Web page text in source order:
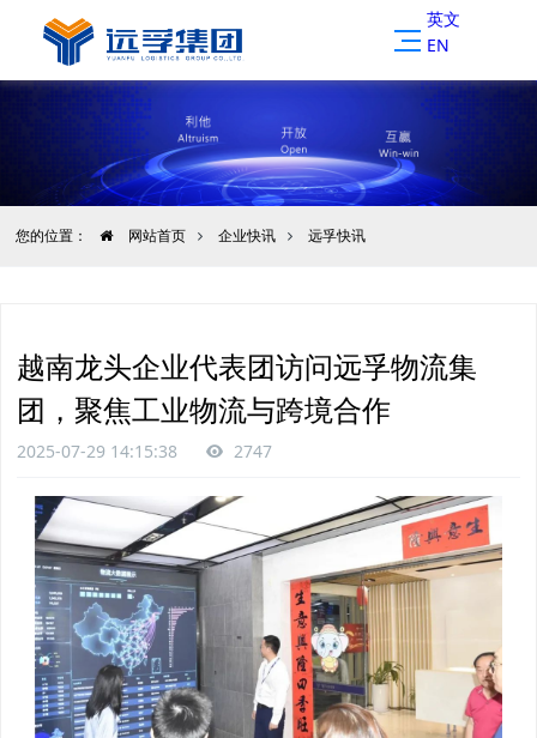
英文
EN
您的位置： 网站首页 企业快讯 远孚快讯
越南龙头企业代表团访问远孚物流集
团，聚焦工业物流与跨境合作
2025-07-29 14:15:38 2747